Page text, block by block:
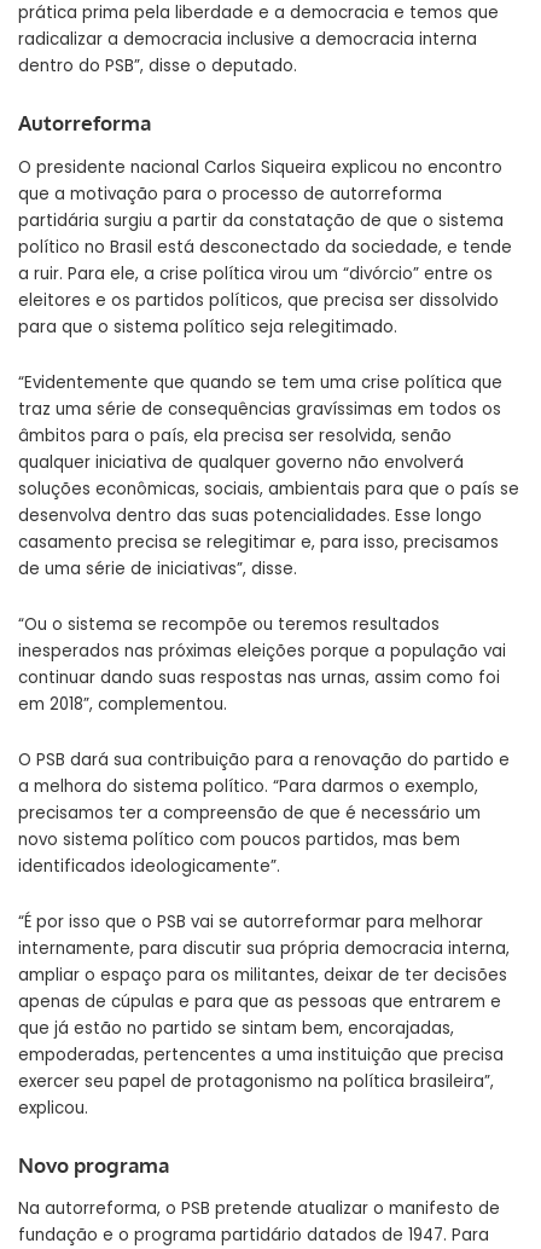
prática prima pela liberdade e a democracia e temos que
radicalizar a democracia inclusive a democracia interna
dentro do PSB”, disse o deputado.
Autorreforma
O presidente nacional Carlos Siqueira explicou no encontro
que a motivação para o processo de autorreforma
partidária surgiu a partir da constatação de que o sistema
político no Brasil está desconectado da sociedade, e tende
a ruir. Para ele, a crise política virou um “divórcio” entre os
eleitores e os partidos políticos, que precisa ser dissolvido
para que o sistema político seja relegitimado.
“Evidentemente que quando se tem uma crise política que
traz uma série de consequências gravíssimas em todos os
âmbitos para o país, ela precisa ser resolvida, senão
qualquer iniciativa de qualquer governo não envolverá
soluções econômicas, sociais, ambientais para que o país se
desenvolva dentro das suas potencialidades. Esse longo
casamento precisa se relegitimar e, para isso, precisamos
de uma série de iniciativas”, disse.
“Ou o sistema se recompõe ou teremos resultados
inesperados nas próximas eleições porque a população vai
continuar dando suas respostas nas urnas, assim como foi
em 2018”, complementou.
O PSB dará sua contribuição para a renovação do partido e
a melhora do sistema político. “Para darmos o exemplo,
precisamos ter a compreensão de que é necessário um
novo sistema político com poucos partidos, mas bem
identificados ideologicamente”.
“É por isso que o PSB vai se autorreformar para melhorar
internamente, para discutir sua própria democracia interna,
ampliar o espaço para os militantes, deixar de ter decisões
apenas de cúpulas e para que as pessoas que entrarem e
que já estão no partido se sintam bem, encorajadas,
empoderadas, pertencentes a uma instituição que precisa
exercer seu papel de protagonismo na política brasileira”,
explicou.
Novo programa
Na autorreforma, o PSB pretende atualizar o manifesto de
fundação e o programa partidário datados de 1947. Para